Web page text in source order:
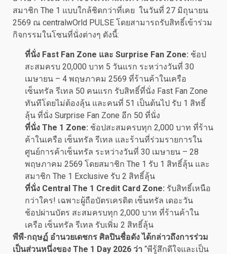
สมาชิก The 1 แบบใกล้ชิดกว่าที่เคย ในวันที่ 27 มิถุนายน
2569 ณ centralwOrld PULSE โดยสามารถรับสิทธิ์เข้าร่วม
กิจกรรมในโซนที่นั่งต่างๆ ดังนี้:
ที่นั่ง Fast Fan Zone และ Surprise Fan Zone: ช้อป
สะสมครบ 20,000 บาท 5 วันแรก ระหว่างวันที่ 30
เมษายน – 4 พฤษภาคม 2569 ที่ร้านค้าในเครือ
เซ็นทรัล รีเทล 50 คนแรก รับสิทธิ์ที่นั่ง Fast Fan Zone
ทันทีโดยไม่ต้องลุ้น และคนที่ 51 เป็นต้นไป รับ 1 สิทธิ์
ลุ้น ที่นั่ง Surprise Fan Zone อีก 50 ที่นั่ง
ที่นั่ง The 1 Zone: ช้อปสะสมครบทุก 2,000 บาท ที่ร้าน
ค้าในเครือ เซ็นทรัล รีเทล และร้านที่ร่วมรายการใน
ศูนย์การค้าเซ็นทรัล ระหว่างวันที่ 30 เมษายน – 28
พฤษภาคม 2569 โดยสมาชิก The 1 รับ 1 สิทธิ์ลุ้น และ
สมาชิก The 1 Exclusive รับ 2 สิทธิ์ลุ้น
ที่นั่ง Central The 1 Credit Card Zone: รับสิทธิ์เหนือ
กว่าใคร! เฉพาะผู้ถือบัตรเครดิต เซ็นทรัล เดอะวัน
ช้อปผ่านบัตร สะสมครบทุก 2,000 บาท ที่ร้านค้าใน
เครือ เซ็นทรัล รีเทล รับเพิ่ม 2 สิทธิ์ลุ้น
พีพี-กฤษฏ์ อำนวยเดชกร ศิลปินชื่อดัง ได้กล่าวถึงการร่วม
เป็นส่วนหนึ่งของ The 1 Day 2026 ว่า “พีรู้สึกดีใจและเป็น